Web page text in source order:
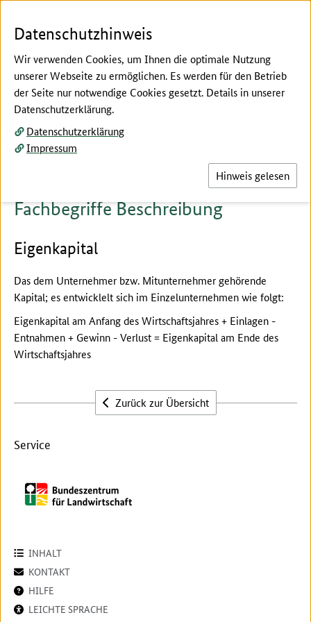
Hier beginnt der Hauptinhalt dieser Seite
Beschreibung
Fachbegriffe erklärt
Fachbegriffe Beschreibung
Eigenkapital
Das dem Unternehmer bzw. Mitunternehmer gehörende
Kapital; es entwicklelt sich im Einzelunternehmen wie folgt:
Eigenkapital am Anfang des Wirtschaftsjahres + Einlagen -
Entnahmen + Gewinn - Verlust = Eigenkapital am Ende des
Wirtschaftsjahres
Zurück zur Übersicht
Service
INHALT
KONTAKT
HILFE
LEICHTE SPRACHE
Datenschutzhinweis
Wir verwenden Cookies, um Ihnen die optimale Nutzung
unserer Webseite zu ermöglichen. Es werden für den Betrieb
der Seite nur notwendige Cookies gesetzt. Details in unserer
Datenschutzerklärung.
Datenschutzerklärung
Impressum
Hinweis gelesen